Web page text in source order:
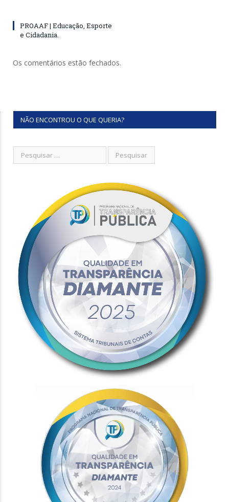
PROAAF | Educação, Esporte
e Cidadania.
Os comentários estão fechados.
NÃO ENCONTROU O QUE QUERIA?